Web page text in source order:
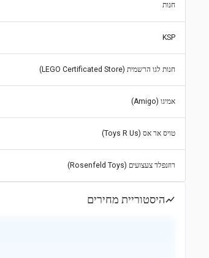
חנות
KSP
חנות לגו הרשמית (LEGO Certificated Store)
אמיגו (Amigo)
טויס אר אס (Toys R Us)
רוזנפלד צעצועים (Rosenfeld Toys)
היסטוריית מחירים